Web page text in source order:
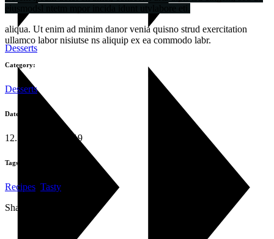
Desserts
aliqua. Ut enim ad minim danor venia quisno strud exercitation
ullamco labor nisiutse ns aliquip ex ea commodo labr.
Category:
Desserts
Date:
12. November 2019
Tags:
Recipes Tasty
Share: